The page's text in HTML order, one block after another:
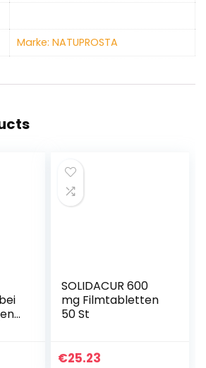
Marke: NATUPROSTA
SOLIDACUR 600
mg Filmtabletten
50 St
€25.23